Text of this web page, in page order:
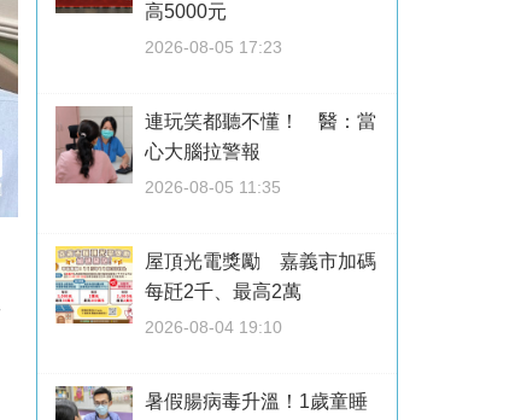
高5000元
2026-08-05 17:23
連玩笑都聽不懂！ 醫：當
心大腦拉警報
2026-08-05 11:35
屋頂光電獎勵 嘉義市加碼
每瓩2千、最高2萬
2026-08-04 19:10
暑假腸病毒升溫！1歲童睡